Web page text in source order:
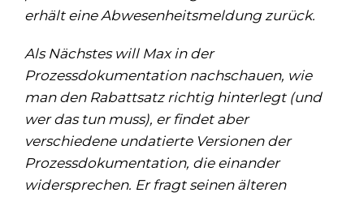
erhält eine Abwesenheitsmeldung zurück.
Als Nächstes will Max in der
Prozessdokumentation nachschauen, wie
man den Rabattsatz richtig hinterlegt (und
wer das tun muss), er findet aber
verschiedene undatierte Versionen der
Prozessdokumentation, die einander
widersprechen. Er fragt seinen älteren